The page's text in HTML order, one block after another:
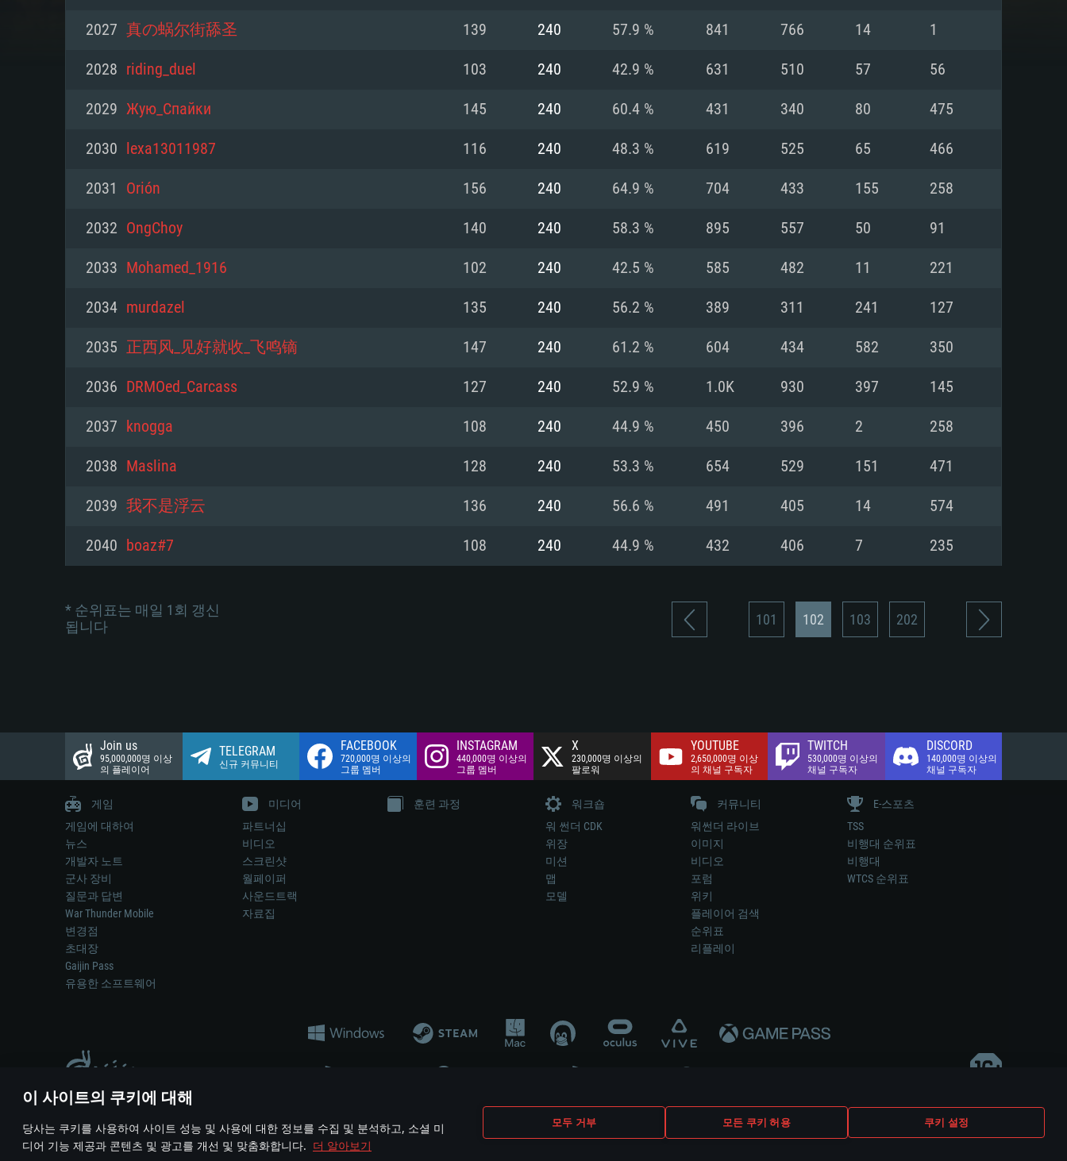
이 사이트의 쿠키에 대해
당사는 쿠키를 사용하여 사이트 성능 및 사용에 대한 정보를 수집 및 분석하고, 소셜 미
디어 기능 제공과 콘텐츠 및 광고를 개선 및 맞춤화합니다. 더 알아보기
모두 거부 모든 쿠키 허용 쿠키 설정
시스템 요구사항
PC MAC Linux
최소사양
운영체제: Windows 10 (64 bit)
프로세서: 2.2 GHz 듀얼코어 이상
메모리: 4GB
그래픽 카드: DirectX 11 이상을 지원하는 AMD
해상도: 720p
네트워크: 브로드밴드 인터넷
여유 저장 공간: 22.1 GB (최소 클라이언트)
권장 사양
운영체제: Windows 10/11 (64 bit)
프로세서: Intel Core i5 또는 Ryzen 5 3600 이상
메모리: 16 GB 이상
그래픽 카드: DirectX 11 이상을 지원하는 Nvidia
최소사양
운영체제: Mac OS Big Sur 11.0
프로세서: 최소 2.2 GHz의 Core i5 (Intel Xeon 은 지
(Mac), 혹은 이와 비슷한 성능을 가지는 Mac 버전
의 AMD/Nvidia. 최소 해상도: 720p
네트워크: 브로드밴드 인터넷
여유 저장 공간: 22.1 GB (최소 클라이언트)
권장 사양
운영체제: Mac OS Big Sur 11.0
프로세서: Core i7 (Intel Xeon 은 지원하지 않습니
상
네트워크: 브로드밴드 인터넷
여유 저장 공간: 62.2 GB (전체 클라이언트)
최소사양
운영체제: 64bit Linux 중 최신 버전
프로세서: 2.4 GHz 듀얼코어
메모리: 4 GB
그래픽 카드: Vulkan 을 지원하고, 최신 그래픽 드라
와 동급의 성능을 가지며 최신 그래픽 드라이버를
지원하는 AMD (6개월 미만; 최소사양 지원 해상도
권장 사양
운영체제: Ubuntu 20.04 64bit
프로세서: Intel Core i7
메모리: 16 GB
그래픽 카드: Vulkan 을 지원하고, 최신 그래픽 드라
와 동급의 성능을 가지며 최신 그래픽 드라이버를
지원하는 AMD RX 570 (6개월 미만; 최소사양 지원
2027 真の蜗尔街舔圣 139 240 57.9 % 841 766 14 1
2028 riding_duel 103 240 42.9 % 631 510 57 56
2029 Жую_Спайки 145 240 60.4 % 431 340 80 475
2030 lexa13011987 116 240 48.3 % 619 525 65 466
2031 Orión 156 240 64.9 % 704 433 155 258
2032 OngChoy 140 240 58.3 % 895 557 50 91
2033 Mohamed_1916 102 240 42.5 % 585 482 11 221
2034 murdazel 135 240 56.2 % 389 311 241 127
2035 正西风_见好就收_飞鸣镝 147 240 61.2 % 604 434 582 350
2036 DRMOed_Carcass 127 240 52.9 % 1.0K 930 397 145
2037 knogga 108 240 44.9 % 450 396 2 258
2038 Mаslina 128 240 53.3 % 654 529 151 471
2039 我不是浮云 136 240 56.6 % 491 405 14 574
2040 boaz#7 108 240 44.9 % 432 406 7 235
* 순위표는 매일 1회 갱신
됩니다
101 102 103 202
Join us
95,000,000명 이상
의 플레이어
TELEGRAM
신규 커뮤니티
FACEBOOK
720,000명 이상의
그룹 멤버
INSTAGRAM
440,000명 이상의
그룹 멤버
X
230,000명 이상의
팔로워
YOUTUBE
2,650,000명 이상
의 채널 구독자
TWITCH
530,000명 이상의
채널 구독자
DISCORD
140,000명 이상의
채널 구독자
게임
게임에 대하여
뉴스
개발자 노트
군사 장비
질문과 답변
War Thunder Mobile
변경점
초대장
Gaijin Pass
유용한 소프트웨어
미디어
파트너십
비디오
스크린샷
월페이퍼
사운드트랙
자료집
훈련 과정
워크숍
워 썬더 CDK
위장
미션
맵
모델
커뮤니티
워썬더 라이브
이미지
비디오
포럼
위키
플레이어 검색
순위표
리플레이
E-스포츠
TSS
비행대 순위표
비행대
WTCS 순위표
게임 에서 어떠한 현실의 무기나 차량을 묘사하는 것은 무기 개발 업체나 장비 제조 업체가 게임 개발 후원 또는 홍보에 참여하지 않습니다..
© 2011—2026 Gaijin Games Kft. All trademarks, logos and brand names are the property of their respective owners.
이용 약관 이용 약관